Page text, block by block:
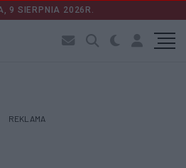
9 SIERPNIA 2026R.
REKLAMA